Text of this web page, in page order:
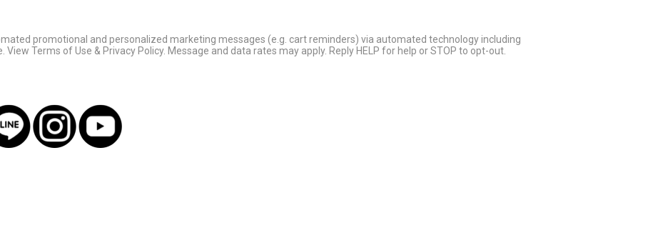
promotional and personalized marketing messages (e.g. cart reminders) via automated technology including
Terms of Use & Privacy Policy. Message and data rates may apply. Reply HELP for help or STOP to opt-out.